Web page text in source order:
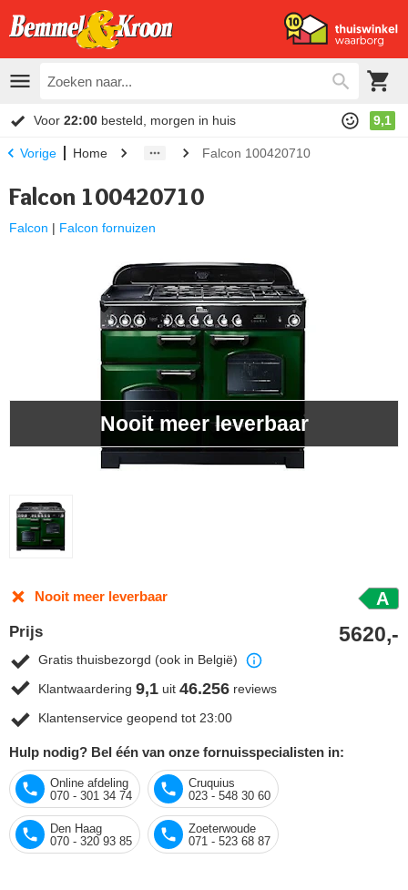
Voor 22:00 besteld, morgen in huis 9,1
Vorige Home Falcon 100420710
Falcon 100420710
Falcon | Falcon fornuizen
Nooit meer leverbaar
Nooit meer leverbaar A
Prijs 5620,-
Gratis thuisbezorgd (ook in België)
Klantwaardering 9,1 uit 46.256 reviews
Klantenservice geopend tot 23:00
Hulp nodig? Bel één van onze fornuisspecialisten in:
Online afdeling
070 - 301 34 74
Cruquius
023 - 548 30 60
Den Haag
070 - 320 93 85
Zoeterwoude
071 - 523 68 87